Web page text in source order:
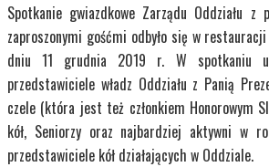
Spotkanie gwiazdkowe Zarządu Oddziału z
zaproszonymi gośćmi odbyło się w
dniu 11 grudnia 2019 r. W spotkaniu
przedstawiciele władz Oddziału z Panią
czele (która jest też członkiem Honorowym
kół, Seniorzy oraz najbardziej aktywni w
przedstawiciele kół działających w Oddziale.